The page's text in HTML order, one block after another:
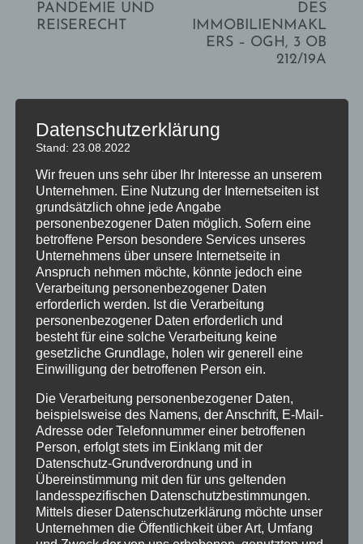
PANDEMIE UND
REISERECHT
DES
IMMOBILIENMAKL
ERS – OGH, 3 OB
212/19A
Das könnte Sie auch interessieren
GEKO
WOHNREC
HT BAND 1
2. AUFLAGE
–
MITAUTOR
DR.
LASSINGLEI
THNER
FACHPUBLI
KATION
IMMOLEX:
BESONDER
E
PROVISION
SVEREINBA
NEUE
FACHPUBLI
KATION
(ÖVI NEWS)
–
PROVISION
SENTFALL –
BLOSSE A
NFECHTUN
GSLAGE R
EICHT N
ICHT AUS
Datenschutzerklärung
Stand: 23.08.2022
Wir freuen uns sehr über Ihr Interesse an unserem
Unternehmen. Eine Nutzung der Internetseiten ist
grundsätzlich ohne jede Angabe
personenbezogener Daten möglich. Sofern eine
betroffene Person besondere Services unseres
Unternehmens über unsere Internetseite in
Anspruch nehmen möchte, könnte jedoch eine
Verarbeitung personenbezogener Daten
erforderlich werden. Ist die Verarbeitung
personenbezogener Daten erforderlich und
besteht für eine solche Verarbeitung keine
gesetzliche Grundlage, holen wir generell eine
Einwilligung der betroffenen Person ein.
Die Verarbeitung personenbezogener Daten,
beispielsweise des Namens, der Anschrift, E-Mail-
Adresse oder Telefonnummer einer betroffenen
Person, erfolgt stets im Einklang mit der
Datenschutz-Grundverordnung und in
Übereinstimmung mit den für uns geltenden
landesspezifischen Datenschutzbestimmungen.
Mittels dieser Datenschutzerklärung möchte unser
Unternehmen die Öffentlichkeit über Art, Umfang